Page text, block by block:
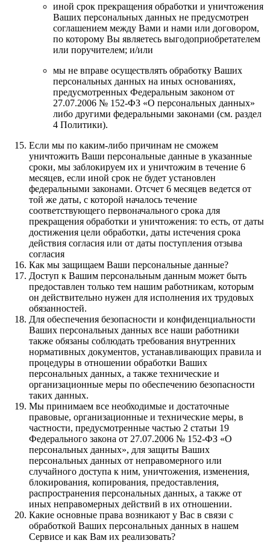
иной срок прекращения обработки и уничтожения
Ваших персональных данных не предусмотрен
соглашением между Вами и нами или договором,
по которому Вы являетесь выгодоприобретателем
или поручителем; и/или
мы не вправе осуществлять обработку Ваших
персональных данных на иных основаниях,
предусмотренных Федеральным законом от
27.07.2006 № 152-ФЗ «О персональных данных»
либо другими федеральными законами (см. раздел
4 Политики).
Если мы по каким-либо причинам не сможем
уничтожить Ваши персональные данные в указанные
сроки, мы заблокируем их и уничтожим в течение 6
месяцев, если иной срок не будет установлен
федеральными законами. Отсчет 6 месяцев ведется от
той же даты, с которой началось течение
соответствующего первоначального срока для
прекращения обработки и уничтожения: то есть, от даты
достижения цели обработки, даты истечения срока
действия согласия или от даты поступления отзыва
согласия
Как мы защищаем Ваши персональные данные?
Доступ к Вашим персональным данным может быть
предоставлен только тем нашим работникам, которым
он действительно нужен для исполнения их трудовых
обязанностей.
Для обеспечения безопасности и конфиденциальности
Ваших персональных данных все наши работники
также обязаны соблюдать требования внутренних
нормативных документов, устанавливающих правила и
процедуры в отношении обработки Ваших
персональных данных, а также технические и
организационные меры по обеспечению безопасности
таких данных.
Мы принимаем все необходимые и достаточные
правовые, организационные и технические меры, в
частности, предусмотренные частью 2 статьи 19
Федерального закона от 27.07.2006 № 152-ФЗ «О
персональных данных», для защиты Ваших
персональных данных от неправомерного или
случайного доступа к ним, уничтожения, изменения,
блокирования, копирования, предоставления,
распространения персональных данных, а также от
иных неправомерных действий в их отношении.
Какие основные права возникают у Вас в связи с
обработкой Ваших персональных данных в нашем
Сервисе и как Вам их реализовать?